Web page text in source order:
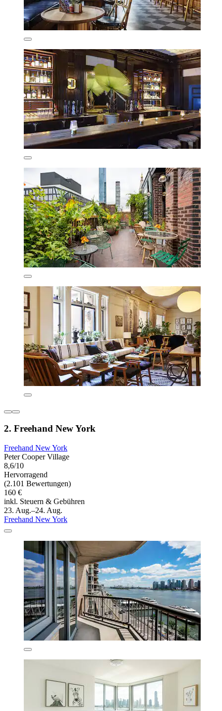
2. Freehand New York
Freehand New York
Peter Cooper Village
8,6/10
Hervorragend
(2.101 Bewertungen)
160 €
inkl. Steuern & Gebühren
23. Aug.–24. Aug.
Freehand New York